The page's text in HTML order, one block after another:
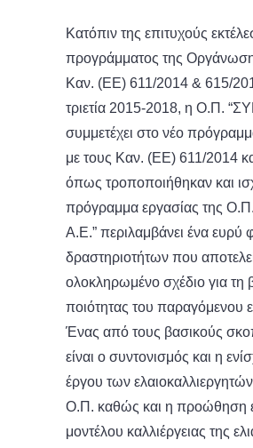
Κατόπιν της επιτυχούς
προγράμματος της
Καν. (ΕΕ) 611/2014 & 615/
τριετία 2015-2018, η Ο.Π.
συμμετέχει στο νέο
με τους Καν. (ΕΕ) 611/2014
όπως τροποποιήθηκαν και
πρόγραμμα εργασίας της
Α.Ε.” περιλαμβάνει ένα ευρύ
δραστηριοτήτων που
ολοκληρωμένο σχέδιο για τη
ποιότητας του παραγόμενου
Ένας από τους βασικούς
είναι ο συντονισμός και η
έργου των
Ο.Π. καθώς και η προώθηση
μοντέλου καλλιέργειας της